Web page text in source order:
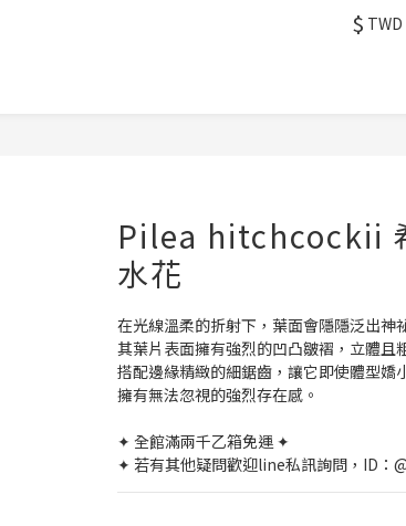
$ TWD
Pilea hitchcockii
水花
在光線溫柔的折射下，葉面會隱隱泛出神
其葉片表面擁有強烈的凹凸皺褶，立體且
搭配邊緣精緻的細鋸齒，讓它即使體型嬌
擁有無法忽視的強烈存在感。
✦ 全館滿兩千乙箱免運 ✦
✦ 若有其他疑問歡迎line私訊詢問，ID：